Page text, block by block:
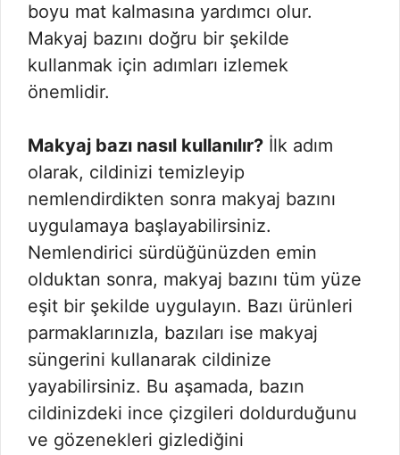
boyu mat kalmasına yardımcı olur.
Makyaj bazını doğru bir şekilde
kullanmak için adımları izlemek
önemlidir.
Makyaj bazı nasıl kullanılır? İlk adım
olarak, cildinizi temizleyip
nemlendirdikten sonra makyaj bazını
uygulamaya başlayabilirsiniz.
Nemlendirici sürdüğünüzden emin
olduktan sonra, makyaj bazını tüm yüze
eşit bir şekilde uygulayın. Bazı ürünleri
parmaklarınızla, bazıları ise makyaj
süngerini kullanarak cildinize
yayabilirsiniz. Bu aşamada, bazın
cildinizdeki ince çizgileri doldurduğunu
ve gözenekleri gizlediğini